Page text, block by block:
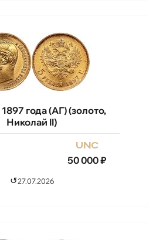
года (АГ) (золото,
Николай II)
unc
50 000₽
↺27.07.2026